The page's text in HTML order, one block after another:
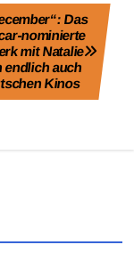
Das
nominierte
mit Natalie
endlich auch
Kinos